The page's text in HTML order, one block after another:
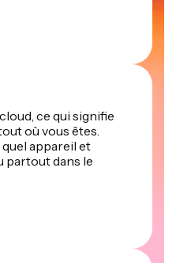
ce qui signifie
où vous êtes.
appareil et
partout dans le